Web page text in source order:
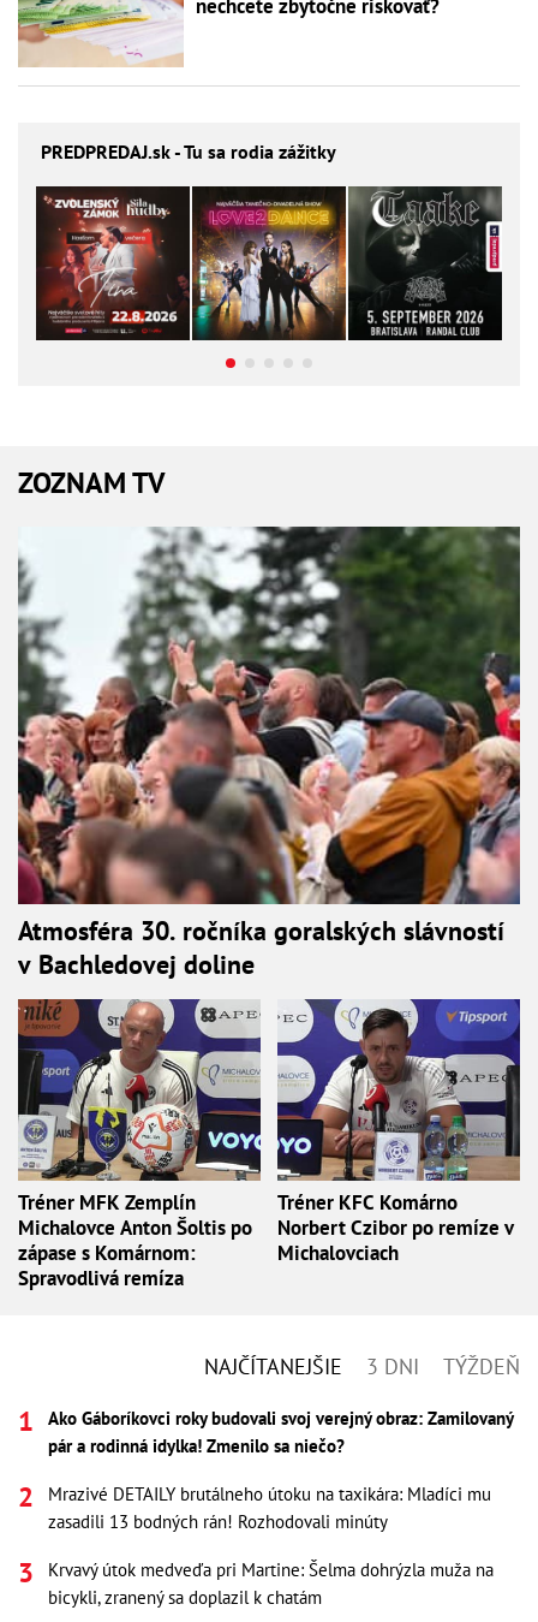
nechcete zbytočne riskovať?
PREDPREDAJ.sk - Tu sa rodia zážitky
ZOZNAM TV
Atmosféra 30. ročníka goralských slávností
v Bachledovej doline
Tréner MFK Zemplín
Michalovce Anton Šoltis po
zápase s Komárnom:
Spravodlivá remíza
Tréner KFC Komárno
Norbert Czibor po remíze v
Michalovciach
NAJČÍTANEJŠIE 3 DNI TÝŽDEŇ
Ako Gáboríkovci roky budovali svoj verejný obraz: Zamilovaný
pár a rodinná idylka! Zmenilo sa niečo?
Mrazivé DETAILY brutálneho útoku na taxikára: Mladíci mu
zasadili 13 bodných rán! Rozhodovali minúty
Krvavý útok medveďa pri Martine: Šelma dohrýzla muža na
bicykli, zranený sa doplazil k chatám